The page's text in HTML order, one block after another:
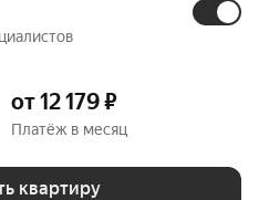
от 12 179 ₽
Платёж в месяц
квартиру